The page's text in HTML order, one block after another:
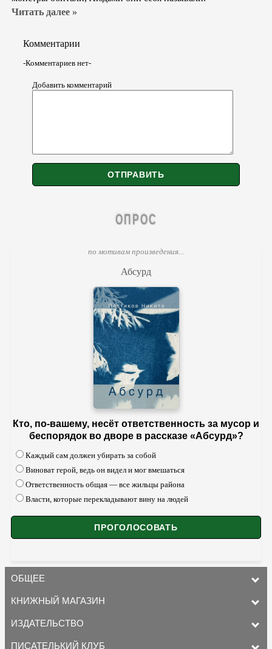
Читать далее »
Комментарии
-Комментариев нет-
Добавить комментарий
ОПРОС
по мотивам произведения...
Абсурд
Кто, по-вашему, несёт ответственность за мусор и
беспорядок во дворе в рассказе «Абсурд»?
Каждый сам должен убирать за собой
Виноват герой, ведь он видел и мог вмешаться
Ответственность общая — все жильцы района
Власти, которые перекладывают вину на людей
ОБЩЕЕ
КНИЖНЫЙ МАГАЗИН
ИЗДАТЕЛЬСТВО
ПИСАТЕЛЬКИЙ КЛУБ